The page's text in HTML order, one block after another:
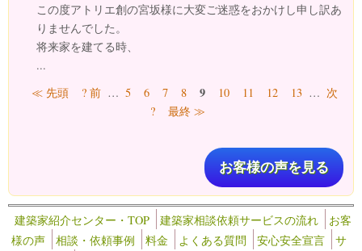
この度アトリエ創の宮坂様に大変ご迷惑をおかけし申し訳あ
りませんでした。
将来家を建てる時、
...
ページ
≪ 先頭 ? 前 … 5 6 7 8 9 10 11 12 13 … 次
?
最終 ≫
お客様の声を見る
建築家紹介センター・TOP 建築家相談依頼サービスの流れ
お客
様の声
相談・依頼事例 料金 よくある質問 安心安全宣言
サ